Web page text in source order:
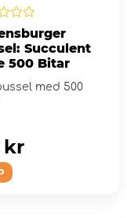
Succulent
500 Bitar
med 500
kr